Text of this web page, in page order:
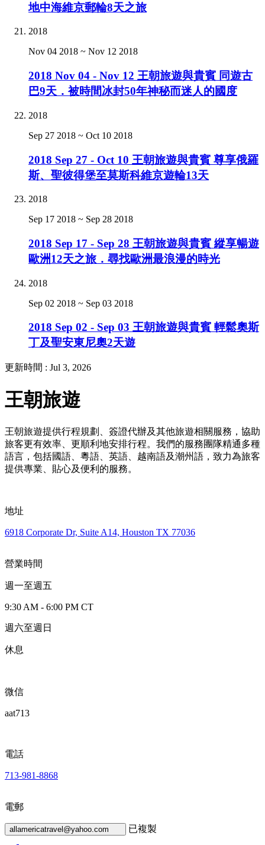
地中海維京郵輪8天之旅
2018
Nov 04 2018 ~ Nov 12 2018
2018 Nov 04 - Nov 12 王朝旅遊與貴賓 同遊古
巴9天．被時間冰封50年神秘而迷人的國度
2018
Sep 27 2018 ~ Oct 10 2018
2018 Sep 27 - Oct 10 王朝旅遊與貴賓 尊享俄羅
斯、聖彼得堡至莫斯科維京遊輪13天
2018
Sep 17 2018 ~ Sep 28 2018
2018 Sep 17 - Sep 28 王朝旅遊與貴賓 縱享暢遊
歐洲12天之旅．尋找歐洲最浪漫的時光
2018
Sep 02 2018 ~ Sep 03 2018
2018 Sep 02 - Sep 03 王朝旅遊與貴賓 輕鬆奧斯
丁及聖安東尼奧2天遊
更新時間 : Jul 3, 2026
王朝旅遊
王朝旅遊提供行程規劃、簽證代辦及其他旅遊相關服務，協助
旅客更有效率、更順利地安排行程。我們的服務團隊精通多種
語言，包括國語、粵語、英語、越南語及潮州語，致力為旅客
提供專業、貼心及便利的服務。
地址
6918 Corporate Dr, Suite A14, Houston TX 77036
營業時間
週一至週五
9:30 AM - 6:00 PM CT
週六至週日
休息
微信
aat713
電話
713-981-8868
電郵
allamericatravel@yahoo.com 已複製